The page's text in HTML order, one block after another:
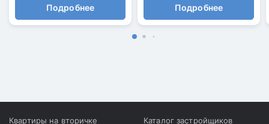
Подробнее Подробнее
Квартиры на вторичке
Каталог застройщиков